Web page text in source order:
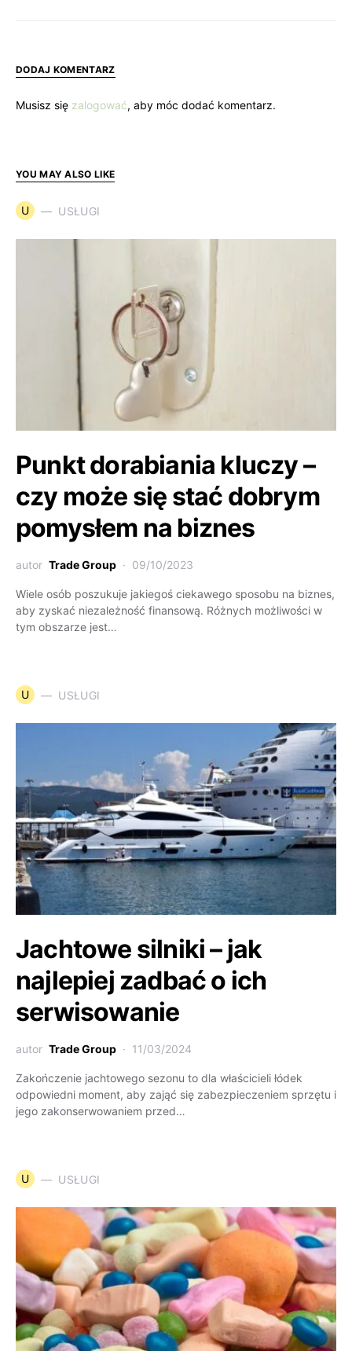
DODAJ KOMENTARZ
Musisz się zalogować, aby móc dodać komentarz.
YOU MAY ALSO LIKE
U USŁUGI
Punkt dorabiania kluczy –
czy może się stać dobrym
pomysłem na biznes
autor Trade Group 09/10/2023
Wiele osób poszukuje jakiegoś ciekawego sposobu na biznes,
aby zyskać niezależność finansową. Różnych możliwości w
tym obszarze jest…
U USŁUGI
Jachtowe silniki – jak
najlepiej zadbać o ich
serwisowanie
autor Trade Group 11/03/2024
Zakończenie jachtowego sezonu to dla właścicieli łódek
odpowiedni moment, aby zająć się zabezpieczeniem sprzętu i
jego zakonserwowaniem przed…
U USŁUGI